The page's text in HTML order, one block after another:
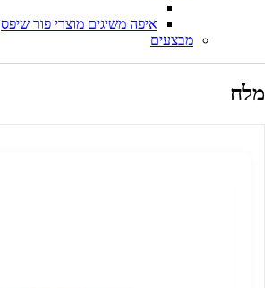
איפה משיגים מוצרי פור שיפס
מבצעים
מלח